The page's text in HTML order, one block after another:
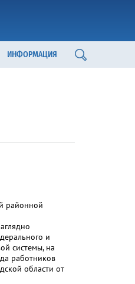
ИНФОРМАЦИЯ
районной
и
системы, на
работников
области от